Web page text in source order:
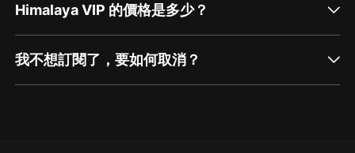
Himalaya VIP 的價格是多少？
我不想訂閱了，要如何取消？